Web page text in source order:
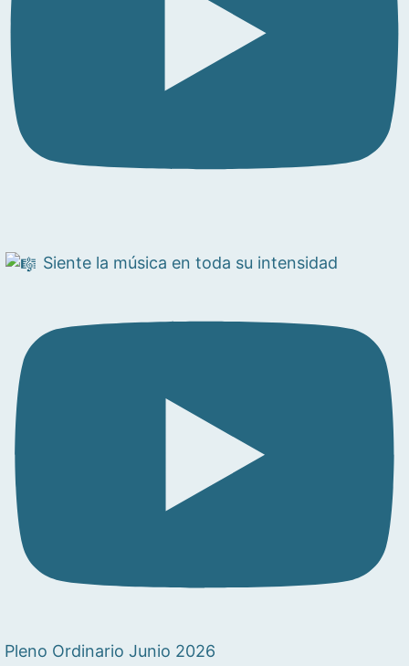
Siente la música en toda su intensidad
Pleno Ordinario Junio 2026